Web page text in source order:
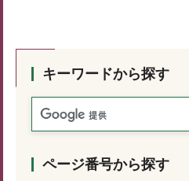
キーワードから探す
ページ番号から探す